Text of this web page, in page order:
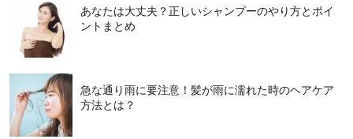
あなたは大丈夫？正しいシャンプーのやり方とポイ
ントまとめ
急な通り雨に要注意！髪が雨に濡れた時のヘアケア
方法とは？